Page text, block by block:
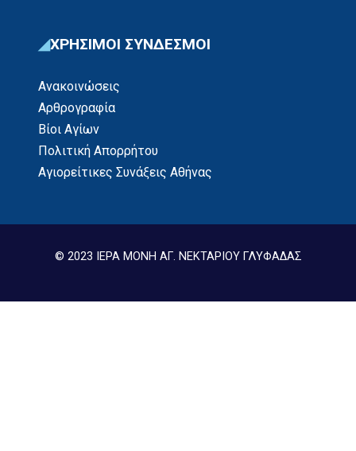
ΧΡΗΣΙΜΟΙ ΣΥΝΔΕΣΜΟΙ
Ανακοινώσεις
Αρθρογραφία
Βίοι Αγίων
Πολιτική Απορρήτου
Αγιορείτικες Συνάξεις Αθήνας
© 2023 ΙΕΡΑ ΜΟΝΗ ΑΓ. ΝΕΚΤΑΡΙΟΥ ΓΛΥΦΑΔΑΣ